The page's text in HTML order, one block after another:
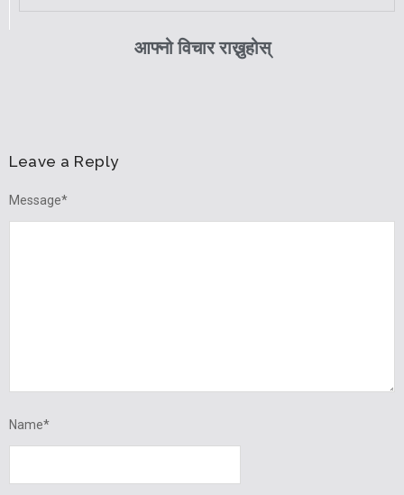
आफ्नो विचार राख्नुहोस्
Leave a Reply
Message*
Name*